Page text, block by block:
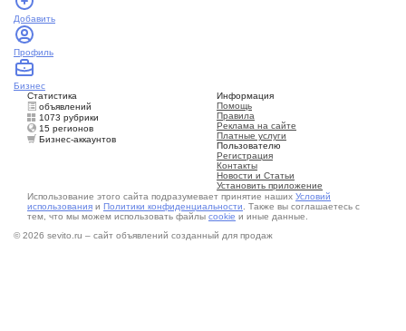
Добавить
Профиль
Бизнес
Статистика
объявлений
1073 рубрики
15 регионов
Бизнес-аккаунтов
Информация
Помощь
Правила
Реклама на сайте
Платные услуги
Пользователю
Регистрация
Контакты
Новости и Статьи
Установить приложение
Использование этого сайта подразумевает принятие наших Условий
использования и Политики конфиденциальности . Также вы соглашаетесь с
тем, что мы можем использовать файлы cookie и иные данные.
© 2026 sevito.ru – сайт объявлений созданный для продаж